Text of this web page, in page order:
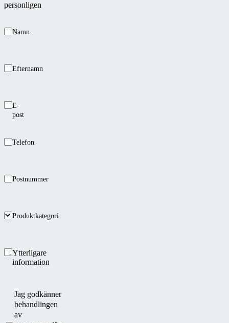
personligen
Namn
Efternamn
E-
post
Telefon
Postnummer
Produktkategori
Ytterligare
information
Jag godkänner
behandlingen
av